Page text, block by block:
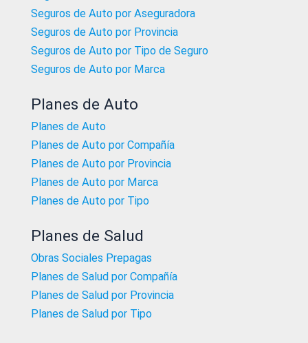
Seguros de Auto por Aseguradora
Seguros de Auto por Provincia
Seguros de Auto por Tipo de Seguro
Seguros de Auto por Marca
Planes de Auto
Planes de Auto
Planes de Auto por Compañía
Planes de Auto por Provincia
Planes de Auto por Marca
Planes de Auto por Tipo
Planes de Salud
Obras Sociales Prepagas
Planes de Salud por Compañía
Planes de Salud por Provincia
Planes de Salud por Tipo